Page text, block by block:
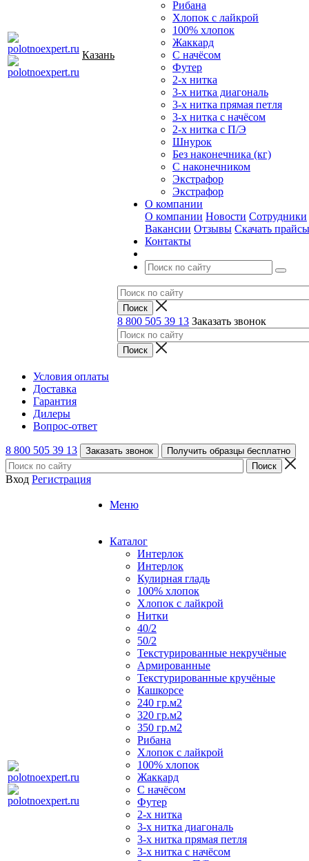
Казань
Рибана
Хлопок с лайкрой
100% хлопок
Жаккард
С начёсом
Футер
2-х нитка
3-х нитка диагональ
3-х нитка прямая петля
3-х нитка с начёсом
2-х нитка с П/Э
Шнурок
Без наконечника (кг)
С наконечником
Экстрафор
Экстрафор
О компании
О компании Новости Сотрудники
Вакансии Отзывы Скачать прайсы
Контакты
8 800 505 39 13 Заказать звонок
Условия оплаты
Доставка
Гарантия
Дилеры
Вопрос-ответ
8 800 505 39 13 Заказать звонок Получить образцы бесплатно
Вход Регистрация
Меню
Каталог
Интерлок
Интерлок
Кулирная гладь
100% хлопок
Хлопок с лайкрой
Нитки
40/2
50/2
Текстурированные некручёные
Армированные
Текстурированные кручёные
Кашкорсе
240 гр.м2
320 гр.м2
350 гр.м2
Рибана
Хлопок с лайкрой
100% хлопок
Жаккард
С начёсом
Футер
2-х нитка
3-х нитка диагональ
3-х нитка прямая петля
3-х нитка с начёсом